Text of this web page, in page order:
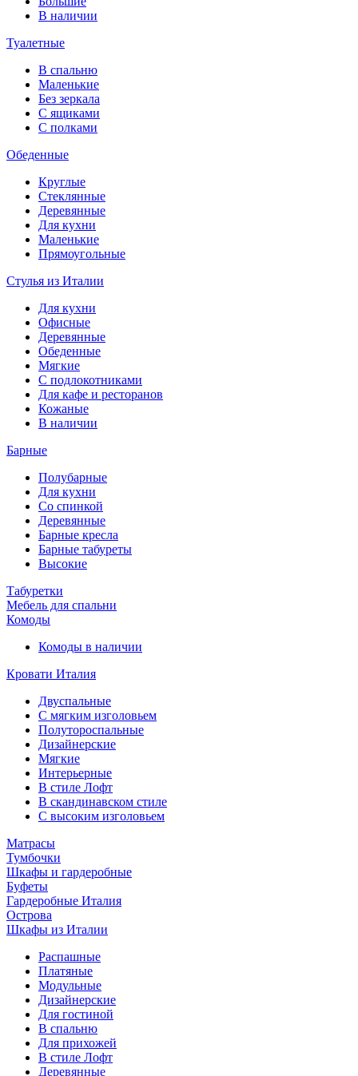
В наличии
Туалетные
В спальню
Маленькие
Без зеркала
С ящиками
С полками
Обеденные
Круглые
Стеклянные
Деревянные
Для кухни
Маленькие
Прямоугольные
Стулья из Италии
Для кухни
Офисные
Деревянные
Обеденные
Мягкие
С подлокотниками
Для кафе и ресторанов
Кожаные
В наличии
Барные
Полубарные
Для кухни
Со спинкой
Деревянные
Барные кресла
Барные табуреты
Высокие
Табуретки
Мебель для спальни
Комоды
Комоды в наличии
Кровати Италия
Двуспальные
С мягким изголовьем
Полутороспальные
Дизайнерские
Мягкие
Интерьерные
В стиле Лофт
В скандинавском стиле
С высоким изголовьем
Матрасы
Тумбочки
Шкафы и гардеробные
Буфеты
Гардеробные Италия
Острова
Шкафы из Италии
Распашные
Платяные
Модульные
Дизайнерские
Для гостиной
В спальню
Для прихожей
В стиле Лофт
Деревянные